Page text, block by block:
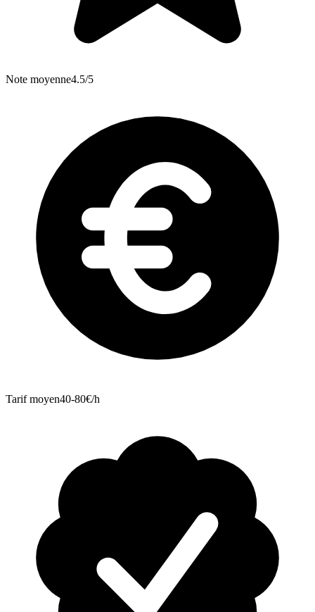
Note moyenne4.5/5
Tarif moyen40-80€/h